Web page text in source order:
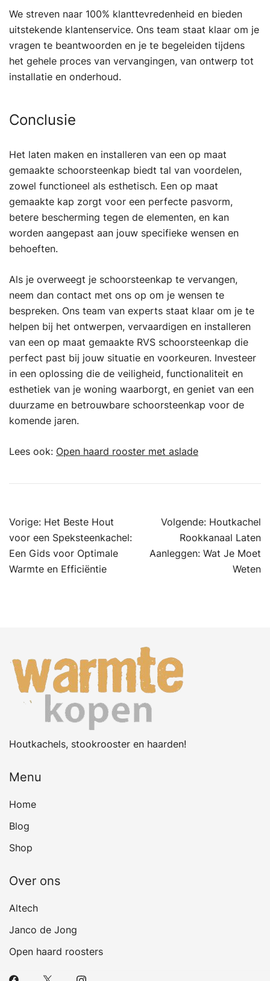
We streven naar 100% klanttevredenheid en bieden
uitstekende klantenservice. Ons team staat klaar om je
vragen te beantwoorden en je te begeleiden tijdens
het gehele proces van vervangingen, van ontwerp tot
installatie en onderhoud.
Conclusie
Het laten maken en installeren van een op maat
gemaakte schoorsteenkap biedt tal van voordelen,
zowel functioneel als esthetisch. Een op maat
gemaakte kap zorgt voor een perfecte pasvorm,
betere bescherming tegen de elementen, en kan
worden aangepast aan jouw specifieke wensen en
behoeften.
Als je overweegt je schoorsteenkap te vervangen,
neem dan contact met ons op om je wensen te
bespreken. Ons team van experts staat klaar om je te
helpen bij het ontwerpen, vervaardigen en installeren
van een op maat gemaakte RVS schoorsteenkap die
perfect past bij jouw situatie en voorkeuren. Investeer
in een oplossing die de veiligheid, functionaliteit en
esthetiek van je woning waarborgt, en geniet van een
duurzame en betrouwbare schoorsteenkap voor de
komende jaren.
Lees ook: Open haard rooster met aslade
Bericht
navigatie
Vorige: Het Beste Hout
voor een Speksteenkachel:
Een Gids voor Optimale
Warmte en Efficiëntie
Volgende: Houtkachel
Rookkanaal Laten
Aanleggen: Wat Je Moet
Weten
Houtkachels, stookrooster en haarden!
Menu
Home
Blog
Shop
Over ons
Altech
Janco de Jong
Open haard roosters